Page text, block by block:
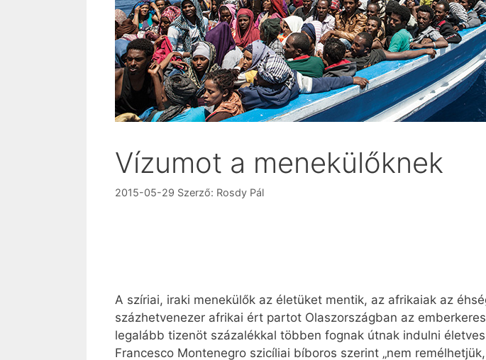
Vízumot a menekülőknek
2015-05-29 Szerző: Rosdy Pál
A szíriai, iraki menekülők az életüket mentik, az afrikaiak az
százhetvenezer afrikai ért partot Olaszországban az
legalább tizenöt százalékkal többen fognak útnak indulni
Francesco Montenegro szicíliai bíboros szerint „nem